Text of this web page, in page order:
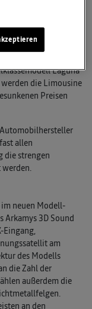
Laguna
die Limousine
Preisen
allen
die strengen
im neuen Modell­
Arkamys 3D Sound
Eingang,
am
des Modells
die Zahl der
außerdem die
an den